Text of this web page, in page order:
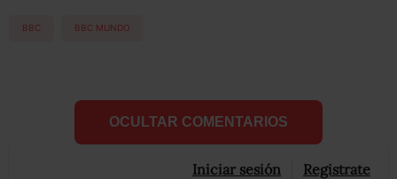
BBC BBC MUNDO
OCULTAR COMENTARIOS
Iniciar sesión Registrate